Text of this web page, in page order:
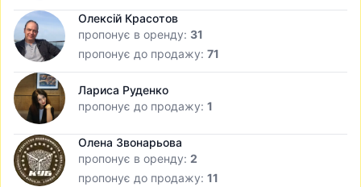
Олексій Красотов
пропонує в оренду: 31
пропонує до продажу: 71
Лариса Руденко
пропонує до продажу: 1
Олена Звонарьова
пропонує в оренду: 2
пропонує до продажу: 11